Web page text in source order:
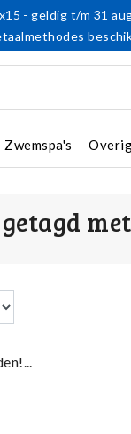
- geldig t/m 31
Zwemspa's